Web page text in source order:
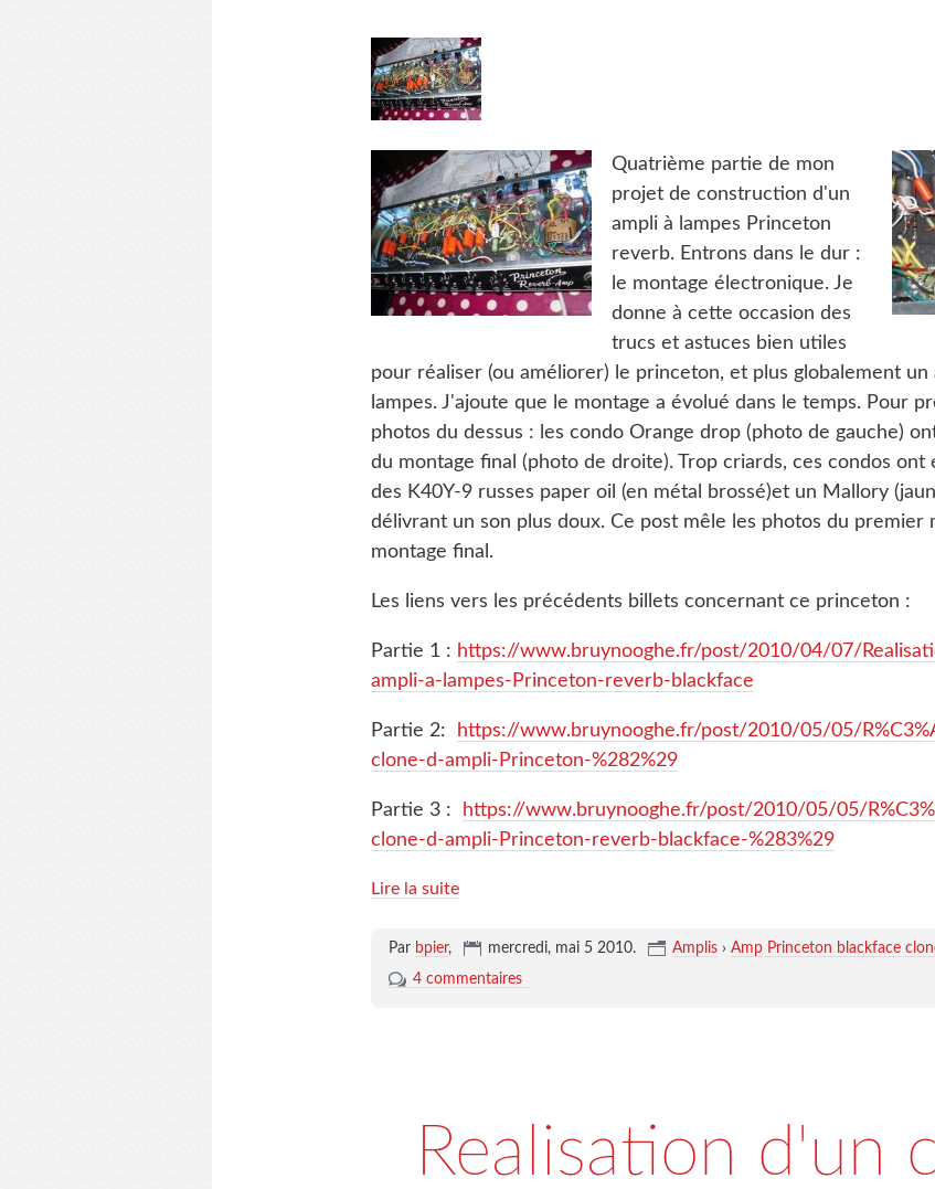
Quatrième partie de mon
projet de construction d'un
ampli à lampes Princeton
reverb. Entrons dans le dur :
le montage électronique. Je
donne à cette occasion des
trucs et astuces bien utiles
pour réaliser (ou améliorer) le princeton, et plus globalement un
lampes. J'ajoute que le montage a évolué dans le temps. Pour
photos du dessus : les condo Orange drop (photo de gauche)
du montage final (photo de droite). Trop criards, ces condos ont
des K40Y-9 russes paper oil (en métal brossé)et un Mallory
délivrant un son plus doux. Ce post mêle les photos du premier
montage final.
Les liens vers les précédents billets concernant ce princeton :
Partie 1 : https://www.bruynooghe.fr/post/2010/04/07/
ampli-a-lampes-Princeton-reverb-blackface
Partie 2:
https://www.bruynooghe.fr/post/2010/05/05/
clone-d-ampli-Princeton-%282%29
Partie 3 :
https://www.bruynooghe.fr/post/2010/05/05/
clone-d-ampli-Princeton-reverb-blackface-%283%29
Lire la suite
Par bpier, mercredi, mai 5 2010. Amplis› Amp Princeton blackface
4 commentaires
Realisation d'un